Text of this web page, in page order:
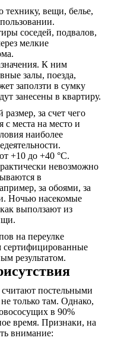
вещи, белье,
соседей, подвалов,
мелкие
К ним
залы, поезда,
заползти в сумку
занесены в квартиру.
за счет чего
с места на место и
наиболее
+10 до +40 °С.
невозможно
в
за обоями, за
Ночью насекомые
выползают из
на переулке
сертифицированные
результатом.
постельными
только там. Однако,
в 90%
время. Признаки, на
внимание: